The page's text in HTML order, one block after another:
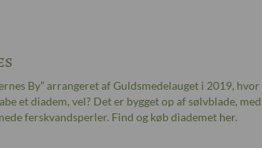
By” arrangeret af Guldsmedelauget i 2019, hvor
et diadem, vel? Det er bygget op af sølvblade, med
ferskvandsperler. Find og køb diademet her.